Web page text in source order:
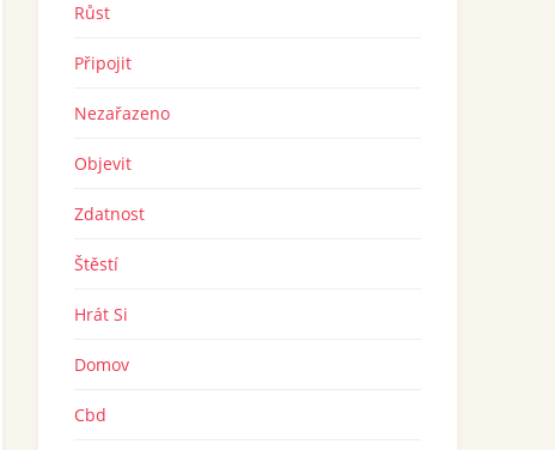
Růst
Připojit
Nezařazeno
Objevit
Zdatnost
Štěstí
Hrát Si
Domov
Cbd